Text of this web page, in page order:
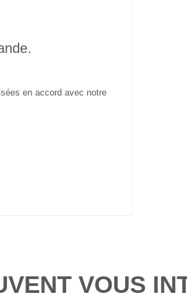
en accord avec notre
VOUS